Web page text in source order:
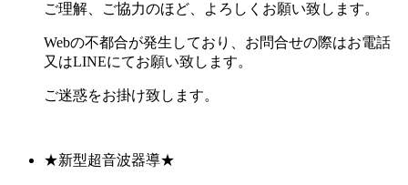
ご理解、ご協力のほど、よろしくお願い致します。
Webの不都合が発生しており、お問合せの際はお電話
又はLINEにてお願い致します。
ご迷惑をお掛け致します。
★新型超音波器導★